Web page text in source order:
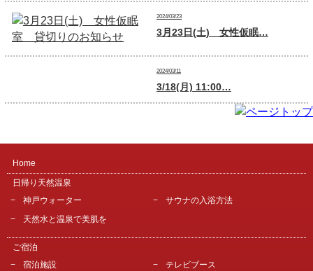
2024/03/23
3月23日(土) 女性仮眠…
2024/03/11
3/18(月) 11:00…
Home
日帰り天然温泉
神戸ウォーター
サウナの入浴方法
天然水と温泉で美肌を
ご宿泊
宿泊施設
テレビブース